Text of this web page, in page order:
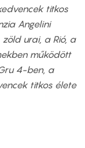
titkos
Angelini
urai, a Rió, a
működött
4-ben, a
titkos élete